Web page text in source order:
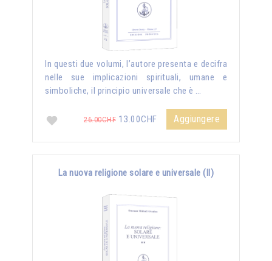
In questi due volumi, l’autore presenta e decifra
nelle sue implicazioni spirituali, umane e
simboliche, il principio universale che è …
26.00CHF 13.00CHF Aggiungere
La nuova religione solare e universale (II)